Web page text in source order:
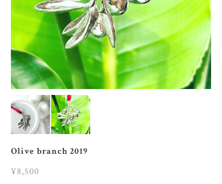
Olive branch 2019
¥8,500